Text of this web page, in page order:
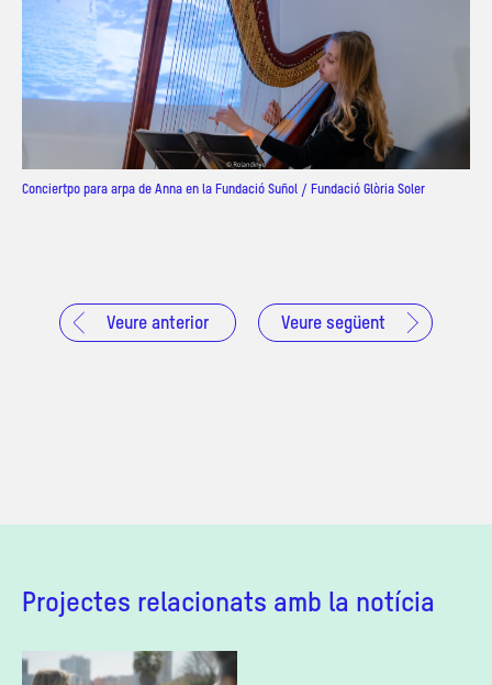
Conciertpo para arpa de Anna en la Fundació Suñol / Fundació Glòria Soler
Veure anterior Veure següent
Projectes relacionats amb la notícia